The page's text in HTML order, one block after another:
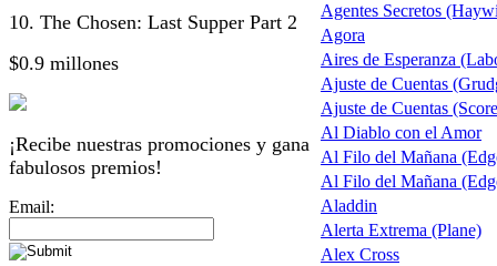
10. The Chosen: Last Supper Part 2
$0.9 millones
¡Recibe nuestras promociones y gana
fabulosos premios!
Email:
Agentes Secretos
Agora
Aires de Esperanza
Ajuste de Cuentas
Ajuste de Cuentas
Al Diablo con el Amor
Al Filo del Mañana
Al Filo del Mañana
Aladdin
Alerta Extrema (Plane)
Alex Cross